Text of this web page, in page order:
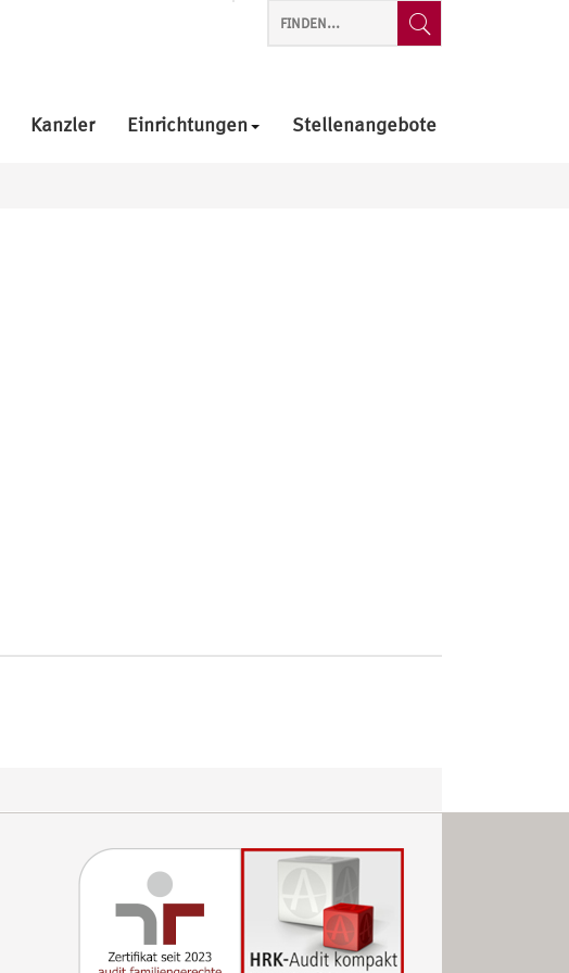
Kanzler Einrichtungen Stellenangebote